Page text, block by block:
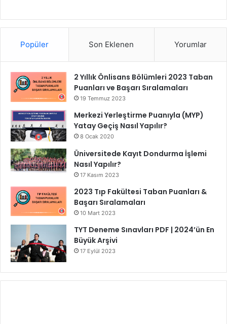
Popüler Son Eklenen Yorumlar
2 Yıllık Önlisans Bölümleri 2023 Taban
Puanları ve Başarı Sıralamaları
19 Temmuz 2023
Merkezi Yerleştirme Puanıyla (MYP)
Yatay Geçiş Nasıl Yapılır?
8 Ocak 2020
Üniversitede Kayıt Dondurma İşlemi
Nasıl Yapılır?
17 Kasım 2023
2023 Tıp Fakültesi Taban Puanları &
Başarı Sıralamaları
10 Mart 2023
TYT Deneme Sınavları PDF | 2024’ün En
Büyük Arşivi
17 Eylül 2023